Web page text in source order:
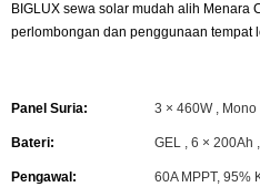
BIGLUX sewa solar mudah alih Menara
perlombongan dan penggunaan tempat
Panel Suria: 3 × 460W , Mono
Bateri: GEL , 6 × 200Ah
Pengawal: 60A MPPT, 95%